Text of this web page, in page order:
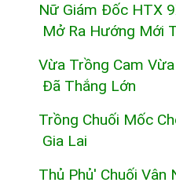
Nữ Giám Đốc HTX
Mở Ra Hướng Mới
Vừa Trồng Cam
Đã Thắng Lớn
Trồng Chuối Mốc
Gia Lai
Thủ Phủ' Chuối Vân